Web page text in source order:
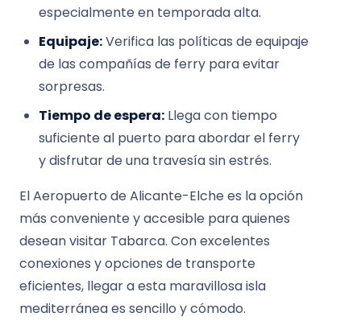
especialmente en temporada alta.
Equipaje:Verifica las políticas de equipaje
de las compañías de ferry para evitar
sorpresas.
Tiempo de espera: Llega con tiempo
suficiente al puerto para abordar el ferry
y disfrutar de una travesía sin estrés.
El Aeropuerto de Alicante-Elche es la opción
más conveniente y accesible para quienes
desean visitar Tabarca. Con excelentes
conexiones y opciones de transporte
eficientes, llegar a esta maravillosa isla
mediterránea es sencillo y cómodo.